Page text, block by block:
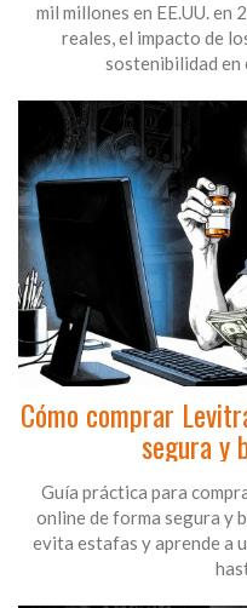
mil millones en EE.UU. en
reales, el impacto de
sostenibilidad en
Cómo comprar
segura y
Guía práctica para
online de forma segura y
evita estafas y aprende a